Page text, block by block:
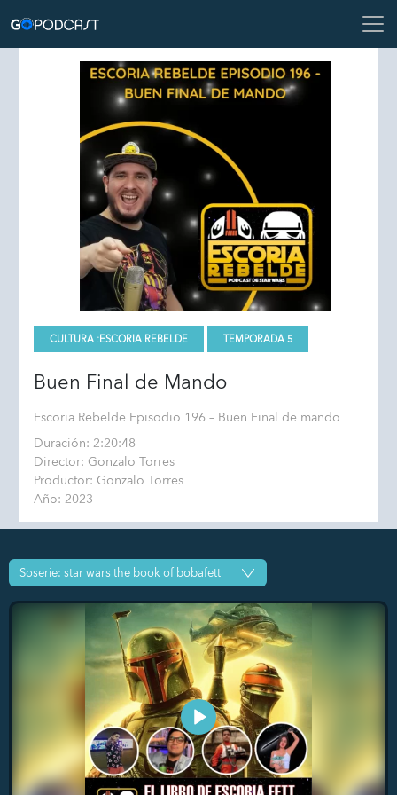
CULTURA :ESCORIA REBELDE TEMPORADA 5
Buen Final de Mando
Escoria Rebelde Episodio 196 – Buen Final de mando
Duración: 2:20:48
Director: Gonzalo Torres
Productor: Gonzalo Torres
Año: 2023